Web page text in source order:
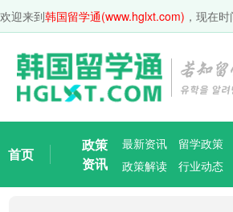
欢迎来到韩国留学通(www.hglxt.com) ，现在时
首页
政策
资讯
最新资讯 留学政策
政策解读
行业动态